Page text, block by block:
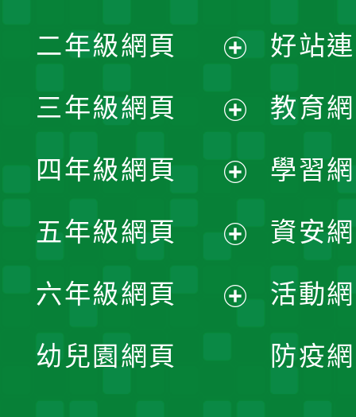
開
選
單
二年級網頁
開
選
單
三年級網頁
開
選
單
四年級網頁
開
選
五年級網頁
開
六年級網頁
幼兒園網頁
好站
教育
學習
資安
活動
防疫